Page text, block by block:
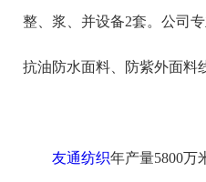
整、浆、并设备2套。公司
抗油防水面料、防紫外面料
友通纺织年产量5800万